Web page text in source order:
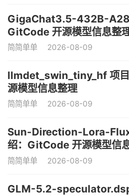
GigaChat3.5-432B-
GitCode 开源模型信息整
简简单单 2026-08-09
llmdet_swin_tiny_hf 项
源模型信息整理
简简单单 2026-08-09
Sun-Direction-Lora-
绍：GitCode 开源模型信
简简单单 2026-08-09
GLM-5.2-